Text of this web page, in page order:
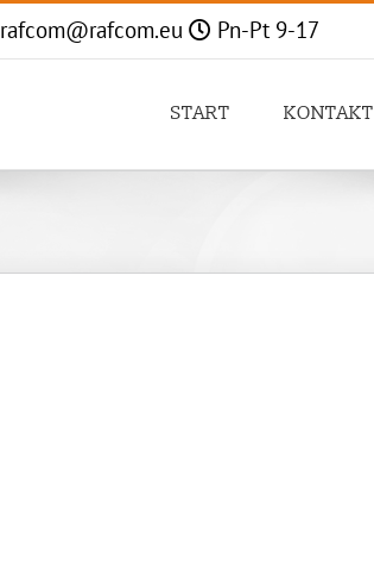
rafcom@rafcom.eu Pn-Pt 9-17
START KONTAKT